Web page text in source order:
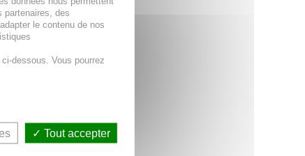
partenaires, des
le contenu de nos
dessous. Vous pourrez
Tout accepter